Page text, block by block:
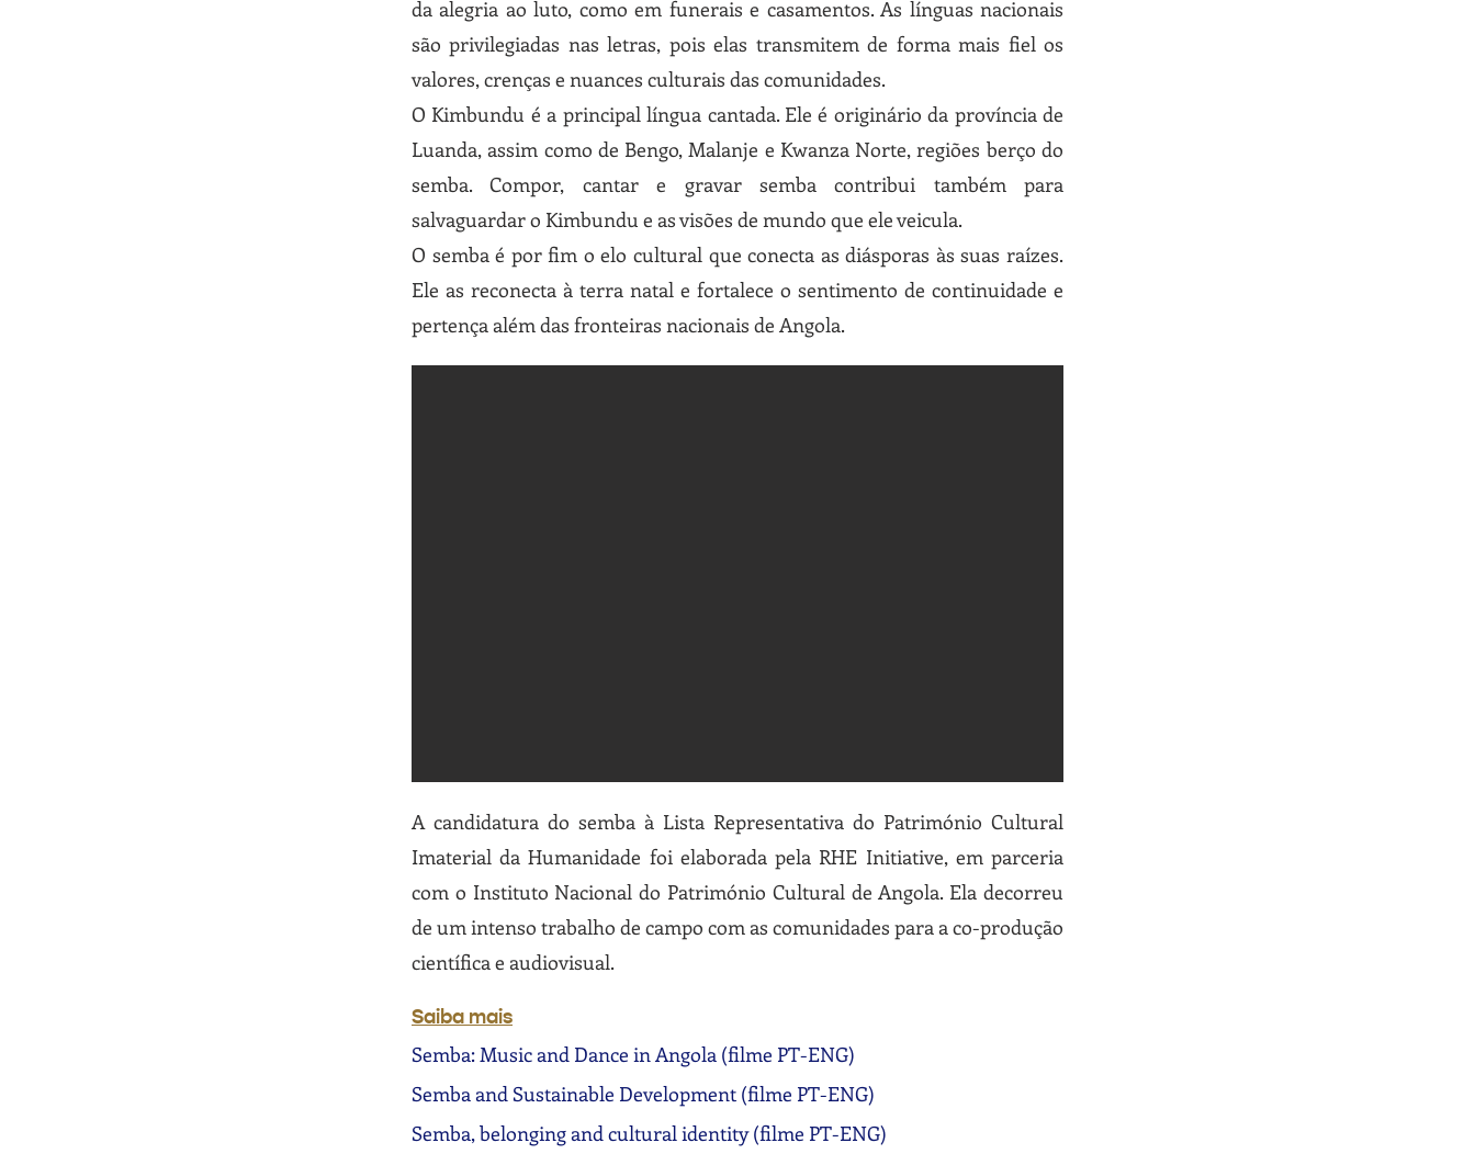
da alegria ao luto, como em funerais e casamentos. As línguas nacionais
são privilegiadas nas letras, pois elas transmitem de forma mais fiel os
valores, crenças e nuances culturais das comunidades.
O Kimbundu é a principal língua cantada. Ele é originário da província de
Luanda, assim como de Bengo, Malanje e Kwanza Norte, regiões berço do
semba. Compor, cantar e gravar semba contribui também para
salvaguardar o Kimbundu e as visões de mundo que ele veicula.
O semba é por fim o elo cultural que conecta as diásporas às suas raízes.
Ele as reconecta à terra natal e fortalece o sentimento de continuidade e
pertença além das fronteiras nacionais de Angola.
A candidatura do semba à Lista Representativa do Património Cultural
Imaterial da Humanidade foi elaborada pela RHE Initiative, em parceria
com o Instituto Nacional do Património Cultural de Angola. Ela decorreu
de um intenso trabalho de campo com as comunidades para a co-produção
científica e audiovisual.
Saiba mais
Semba: Music and Dance in Angola (filme PT-ENG)
Semba and Sustainable Development (filme PT-ENG)
Semba, belonging and cultural identity (filme PT-ENG)